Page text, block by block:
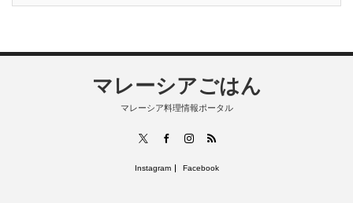
マレーシアごはん
マレーシア料理情報ポータル
FacebookInstagram
RSS
Instagram Facebook